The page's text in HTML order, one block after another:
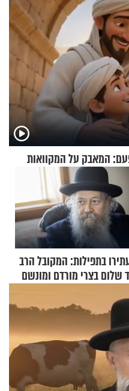
המאבק על המקוואות
בתפילות: המקובל הרב
שלום בצרי מורדם ומונשם